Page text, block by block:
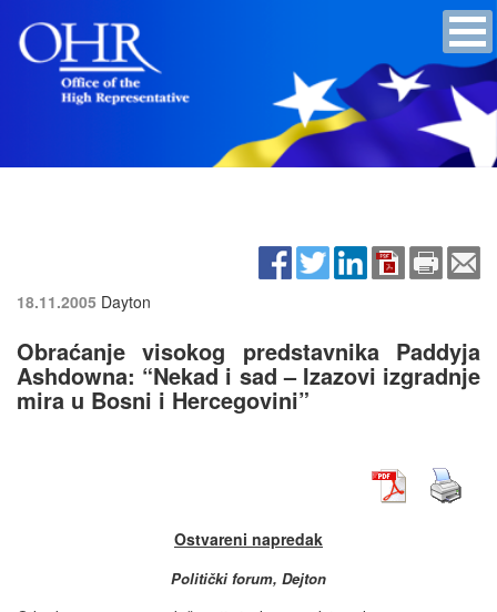
18.11.2005 Dayton
Obraćanje visokog predstavnika Paddyja
Ashdowna: “Nekad i sad – Izazovi izgradnje
mira u Bosni i Hercegovini”
Ostvareni napredak
Politički forum, Dejton